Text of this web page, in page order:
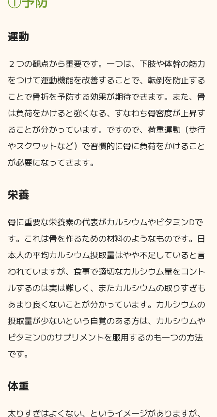
運動
２つの観点から重要です。一つは、下肢や体幹の筋力
をつけて運動機能を改善することで、転倒を防止する
ことで骨折を予防する効果が期待できます。また、骨
は負荷をかけると強くなる、すなわち骨密度が上昇す
ることが分かっています。ですので、荷重運動（歩行
やスクワットなど）で習慣的に骨に負荷をかけること
が必要になってきます。
栄養
骨に重要な栄養素の代表がカルシウムやビタミンDで
す。これは骨を作るための材料のようなものです。日
本人の平均カルシウム摂取量はやや不足していると言
われていますが、食事で適切なカルシウム量をコント
ルするのは実は難しく、またカルシウムの取りすぎも
あまり良くないことが分かっています。カルシウムの
摂取量が少ないという自覚のある方は、カルシウムや
ビタミンDのサプリメントを服用するのも一つの方法
です。
体重
太りすぎはよくない、というイメージがありますが、